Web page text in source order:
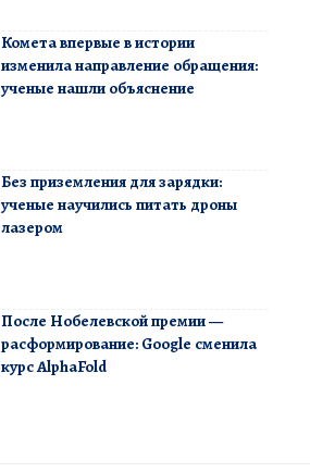
Комета впервые в истории
изменила направление обращения:
ученые нашли объяснение
Без приземления для зарядки:
ученые научились питать дроны
лазером
После Нобелевской премии —
расформирование: Google сменила
курс AlphaFold